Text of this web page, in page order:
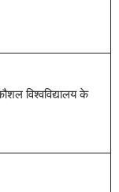
विश्वविद्यालय के